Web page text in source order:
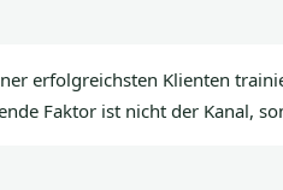
erfolgreichsten Klienten
Faktor ist nicht der Kanal,